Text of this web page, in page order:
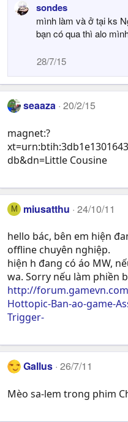
sondes
mình làm và ở tại ks
bạn có qua thì alo
28/7/15
seaaza 20/2/15
magnet:?
db&dn=Little Cousine
M miusatthu 24/10/11
hello bác, bên em hiện
offline chuyên nghiệp.
hiện h đang có áo MW,
wa. Sorry nếu làm phiền
http://
Hottopic-Ban-ao-game-
Trigger-
Gallus 26/7/11
Mèo sa-lem trong phim